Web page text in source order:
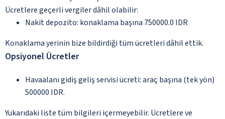
Ücretlere geçerli vergiler dâhil olabilir:
Nakit depozito: konaklama başına 750000.0 IDR
Konaklama yerinin bize bildirdiği tüm ücretleri dâhil ettik.
Opsiyonel Ücretler
Havaalanı gidiş geliş servisi ücreti: araç başına (tek yön)
500000 IDR.
Yukarıdaki liste tüm bilgileri içermeyebilir. Ücretlere ve